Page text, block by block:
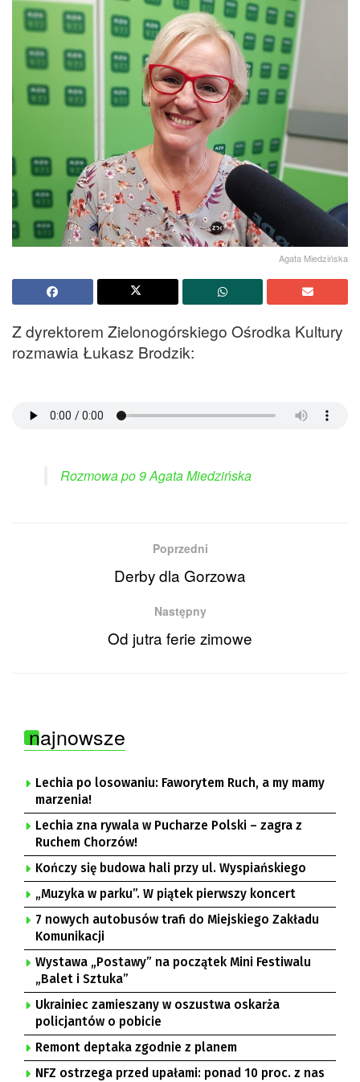
Agata Miedzińska
Z dyrektorem Zielonogórskiego Ośrodka Kultury
rozmawia Łukasz Brodzik:
Rozmowa po 9 Agata Miedzińska
Poprzedni
Derby dla Gorzowa
Następny
Od jutra ferie zimowe
najnowsze
Lechia po losowaniu: Faworytem Ruch, a my mamy
marzenia!
Lechia zna rywala w Pucharze Polski – zagra z
Ruchem Chorzów!
Kończy się budowa hali przy ul. Wyspiańskiego
„Muzyka w parku”. W piątek pierwszy koncert
7 nowych autobusów trafi do Miejskiego Zakładu
Komunikacji
Wystawa „Postawy” na początek Mini Festiwalu
„Balet i Sztuka”
Ukrainiec zamieszany w oszustwa oskarża
policjantów o pobicie
Remont deptaka zgodnie z planem
NFZ ostrzega przed upałami: ponad 10 proc. z nas